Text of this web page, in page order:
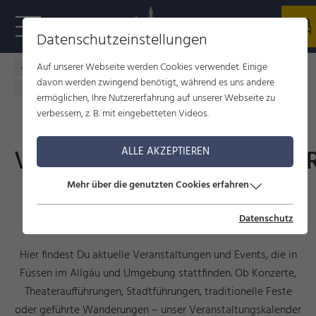
Füssen im Allgäu Kultur
Veranstaltungen
Veranstaltungskalender
Events, Führungen und
Hier findest Du aktuelle Veranstaltungen und Events, die in
Füssen im Allgäu und Umgebung stattfinden. Ob Konzerte,
Theateraufführungen, Stadtführungen, traditionelle Feste
oder geführte Wanderungen – unser Veranstaltungskalender
Datenschutzeinstellungen
Auf unserer Webseite werden Cookies verwendet. Einige
davon werden zwingend benötigt, während es uns andere
ermöglichen, Ihre Nutzererfahrung auf unserer Webseite zu
verbessern, z. B. mit eingebetteten Videos.
ALLE AKZEPTIEREN
Mehr über die genutzten Cookies erfahren
Datenschutz